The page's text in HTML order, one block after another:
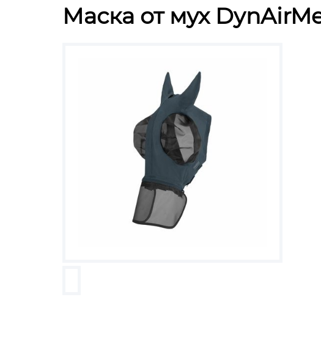
Маска от мух